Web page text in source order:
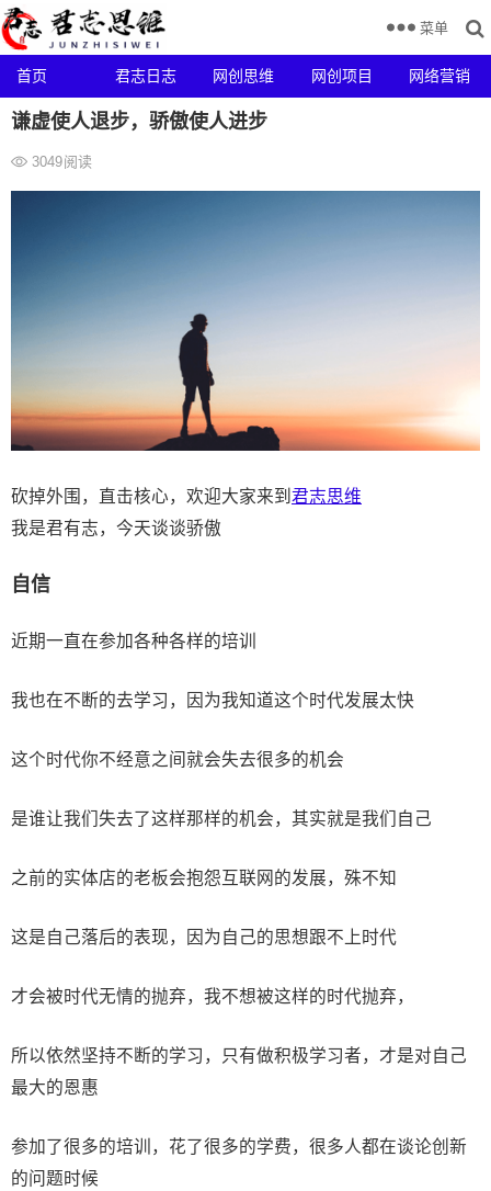
首页 君志日志 网创思维 网创项目 网络营销
菜单
谦虚使人退步，骄傲使人进步
3049阅读
砍掉外围，直击核心，欢迎大家来到 君志思维
我是君有志，今天谈谈骄傲
自信
近期一直在参加各种各样的培训
我也在不断的去学习，因为我知道这个时代发展太快
这个时代你不经意之间就会失去很多的机会
是谁让我们失去了这样那样的机会，其实就是我们自己
之前的实体店的老板会抱怨互联网的发展，殊不知
这是自己落后的表现，因为自己的思想跟不上时代
才会被时代无情的抛弃，我不想被这样的时代抛弃，
所以依然坚持不断的学习，只有做积极学习者，才是对自己
最大的恩惠
参加了很多的培训，花了很多的学费，很多人都在谈论创新
的问题时候